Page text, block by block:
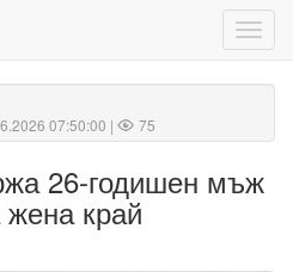
07:50:00 | 75
26-годишен мъж
жена край